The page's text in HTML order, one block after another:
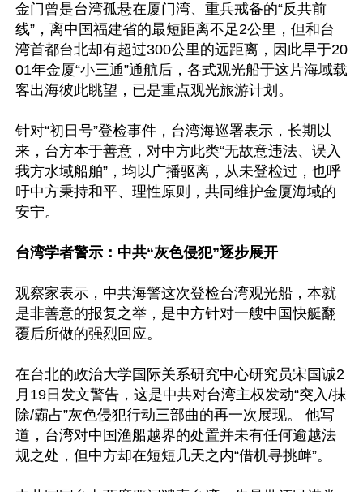
金门曾是台湾孤悬在厦门湾、重兵戒备的“反共前
线”，离中国福建省的最短距离不足2公里，但和台
湾首都台北却有超过300公里的远距离，因此早于20
01年金厦“小三通”通航后，各式观光船于这片海域载
客出海彼此眺望，已是重点观光旅游计划。
针对“初日号”登检事件，台湾海巡署表示，长期以
来，台方本于善意，对中方此类“无故意违法、误入
我方水域船舶”，均以广播驱离，从未登检过，也呼
吁中方秉持和平、理性原则，共同维护金厦海域的
安宁。
台湾学者警示：中共“灰色侵犯”逐步展开
观察家表示，中共海警这次登检台湾观光船，本就
是非善意的报复之举，是中方针对一艘中国快艇翻
覆后所做的强烈回应。
在台北的政治大学国际关系研究中心研究员宋国诚2
月19日发文警告，这是中共对台湾主权发动“突入/抹
除/霸占”灰色侵犯行动三部曲的再一次展现。 他写
道，台湾对中国渔船越界的处置并未有任何逾越法
规之处，但中方却在短短几天之内“借机寻挑衅”。